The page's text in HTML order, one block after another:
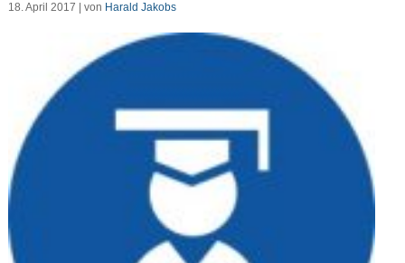
18. April 2017 | von Harald Jakobs